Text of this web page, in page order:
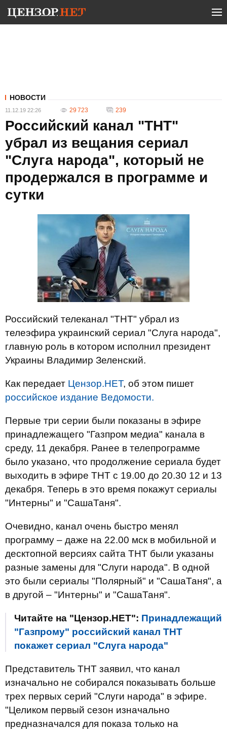
НОВОСТИ
11.12.19 22:26 29 723 239
Российский канал "ТНТ"
убрал из вещания сериал
"Слуга народа", который не
продержался в программе и
сутки
Российский телеканал "ТНТ" убрал из
телеэфира украинский сериал "Слуга народа",
главную роль в котором исполнил президент
Украины Владимир Зеленский.
Как передает Цензор.НЕТ, об этом пишет
российское издание Ведомости.
Первые три серии были показаны в эфире
принадлежащего "Газпром медиа" канала в
среду, 11 декабря. Ранее в телепрограмме
было указано, что продолжение сериала будет
выходить в эфире ТНТ с 19.00 до 20.30 12 и 13
декабря. Теперь в это время покажут сериалы
"Интерны" и "СашаТаня".
Очевидно, канал очень быстро менял
программу – даже на 22.00 мск в мобильной и
десктопной версиях сайта ТНТ были указаны
разные замены для "Слуги народа". В одной
это были сериалы "Полярный" и "СашаТаня", а
в другой – "Интерны" и "СашаТаня".
Читайте на "Цензор.НЕТ": Принадлежащий
"Газпрому" российский канал ТНТ
покажет сериал "Слуга народа"
Представитель ТНТ заявил, что канал
изначально не собирался показывать больше
трех первых серий "Слуги народа" в эфире.
"Целиком первый сезон изначально
предназначался для показа только на